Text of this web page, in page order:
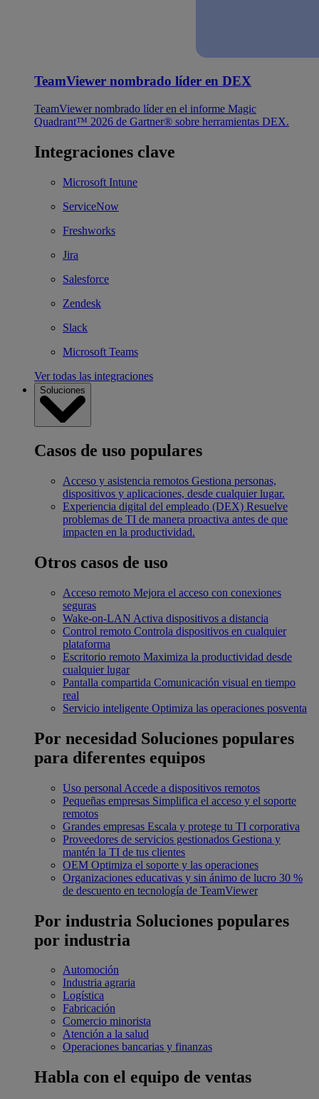
TeamViewer nombrado líder en DEX
TeamViewer nombrado líder en el informe Magic
Quadrant™ 2026 de Gartner® sobre herramientas DEX.
Integraciones clave
Microsoft Intune
ServiceNow
Freshworks
Jira
Salesforce
Zendesk
Slack
Microsoft Teams
Ver todas las integraciones
Soluciones
Casos de uso populares
Acceso y asistencia remotos Gestiona personas,
dispositivos y aplicaciones, desde cualquier lugar.
Experiencia digital del empleado (DEX) Resuelve
problemas de TI de manera proactiva antes de que
impacten en la productividad.
Otros casos de uso
Acceso remoto Mejora el acceso con conexiones
seguras
Wake-on-LAN Activa dispositivos a distancia
Control remoto Controla dispositivos en cualquier
plataforma
Escritorio remoto Maximiza la productividad desde
cualquier lugar
Pantalla compartida Comunicación visual en tiempo
real
Servicio inteligente Optimiza las operaciones posventa
Por necesidad Soluciones populares
para diferentes equipos
Uso personal Accede a dispositivos remotos
Pequeñas empresas Simplifica el acceso y el soporte
remotos
Grandes empresas Escala y protege tu TI corporativa
Proveedores de servicios gestionados Gestiona y
mantén la TI de tus clientes
OEM Optimiza el soporte y las operaciones
Organizaciones educativas y sin ánimo de lucro 30 %
de descuento en tecnología de TeamViewer
Por industria Soluciones populares
por industria
Automoción
Industria agraria
Logística
Fabricación
Comercio minorista
Atención a la salud
Operaciones bancarias y finanzas
Habla con el equipo de ventas